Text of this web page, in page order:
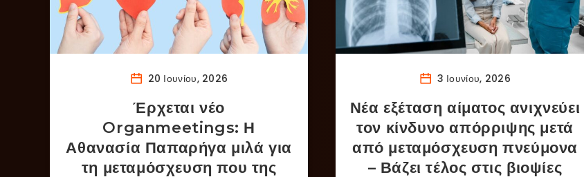
20 Ιουνίου, 2026
Έρχεται νέο
Organmeetings: Η
Αθανασία Παπαρήγα μιλά για
τη μεταμόσχευση που της
3 Ιουνίου, 2026
Νέα εξέταση αίματος ανιχνεύει
τον κίνδυνο απόρριψης μετά
από μεταμόσχευση πνεύμονα
– Βάζει τέλος στις βιοψίες